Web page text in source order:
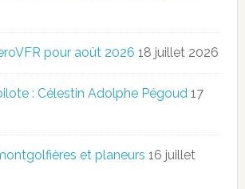
pour août 2026 18 juillet 2026
: Célestin Adolphe Pégoud 17
et planeurs 16 juillet